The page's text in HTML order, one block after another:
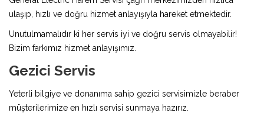
ulaşıp, hızlı ve doğru hizmet anlayışıyla hareket etmektedir.
Unutulmamalıdır ki her servis iyi ve doğru servis olmayabilir!
Bizim farkımız hizmet anlayışımız.
Gezici Servis
Yeterli bilgiye ve donanıma sahip gezici servisimizle beraber
müşterilerimize en hızlı servisi sunmaya hazırız.